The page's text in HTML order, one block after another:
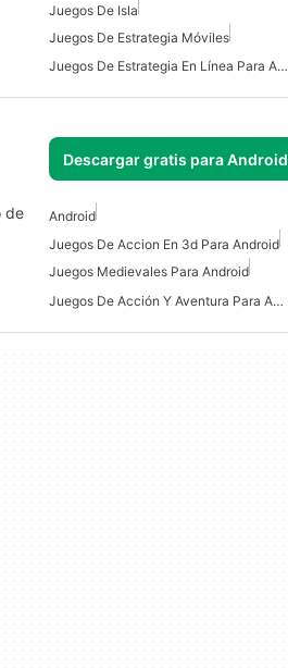
Juegos De Isla
Juegos De Estrategia Móviles
Juegos De Estrategia En Línea Para Android
Descargar gratis para Android
de
Android
Juegos De Accion En 3d Para Android
Juegos Medievales Para Android
Juegos De Acción Y Aventura Para Android